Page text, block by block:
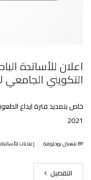
اعلان للأساتدة
التكويني الجامعي PERU المرفوضة لسنة 2022
2021
BY شعبان بوحلوفة إعلانات للأساتذة
التفصيل